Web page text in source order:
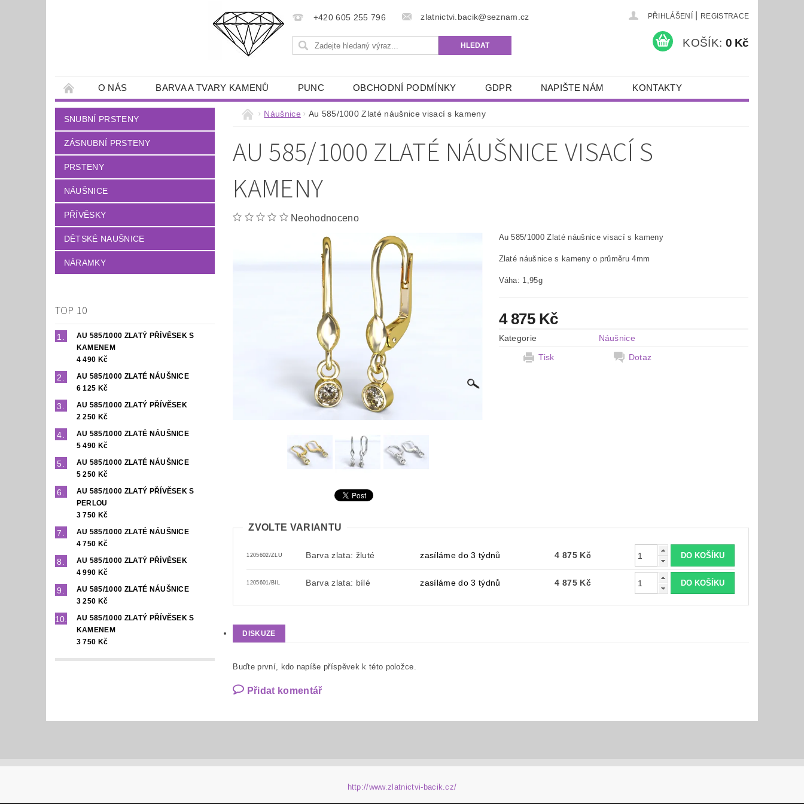
+420 605 255 796 zlatnictvi.bacik@seznam.cz PŘIHLÁŠENÍ REGISTRACE
KOŠÍK: 0 Kč
O NÁS BARVA A TVARY KAMENŮ PUNC OBCHODNÍ PODMÍNKY GDPR NAPIŠTE NÁM KONTAKTY
SNUBNÍ PRSTENY
ZÁSNUBNÍ PRSTENY
PRSTENY
NÁUŠNICE
PŘÍVĚSKY
DĚTSKÉ NAUŠNICE
NÁRAMKY
TOP 10
AU 585/1000 ZLATÝ PŘÍVĚSEK S
KAMENEM
4 490 Kč
AU 585/1000 ZLATÉ NÁUŠNICE
6 125 Kč
AU 585/1000 ZLATÝ PŘÍVĚSEK
2 250 Kč
AU 585/1000 ZLATÉ NÁUŠNICE
5 490 Kč
AU 585/1000 ZLATÉ NÁUŠNICE
5 250 Kč
AU 585/1000 ZLATÝ PŘÍVĚSEK S
PERLOU
3 750 Kč
AU 585/1000 ZLATÉ NÁUŠNICE
4 750 Kč
AU 585/1000 ZLATÝ PŘÍVĚSEK
4 990 Kč
AU 585/1000 ZLATÉ NÁUŠNICE
3 250 Kč
AU 585/1000 ZLATÝ PŘÍVĚSEK S
KAMENEM
3 750 Kč
Náušnice Au 585/1000 Zlaté náušnice visací s kameny
AU 585/1000 ZLATÉ NÁUŠNICE VISACÍ S
KAMENY
Neohodnoceno
Au 585/1000 Zlaté náušnice visací s kameny
Zlaté náušnice s kameny o průměru 4mm
Váha: 1,95g
4 875 Kč
Kategorie
Náušnice
Tisk
Dotaz
ZVOLTE VARIANTU
1205602/ZLU Barva zlata: žluté zasíláme do 3 týdnů 4 875 Kč
1205601/BIL Barva zlata: bílé zasíláme do 3 týdnů 4 875 Kč
DISKUZE
Buďte první, kdo napíše příspěvek k této položce.
Přidat komentář
http://www.zlatnictvi-bacik.cz/